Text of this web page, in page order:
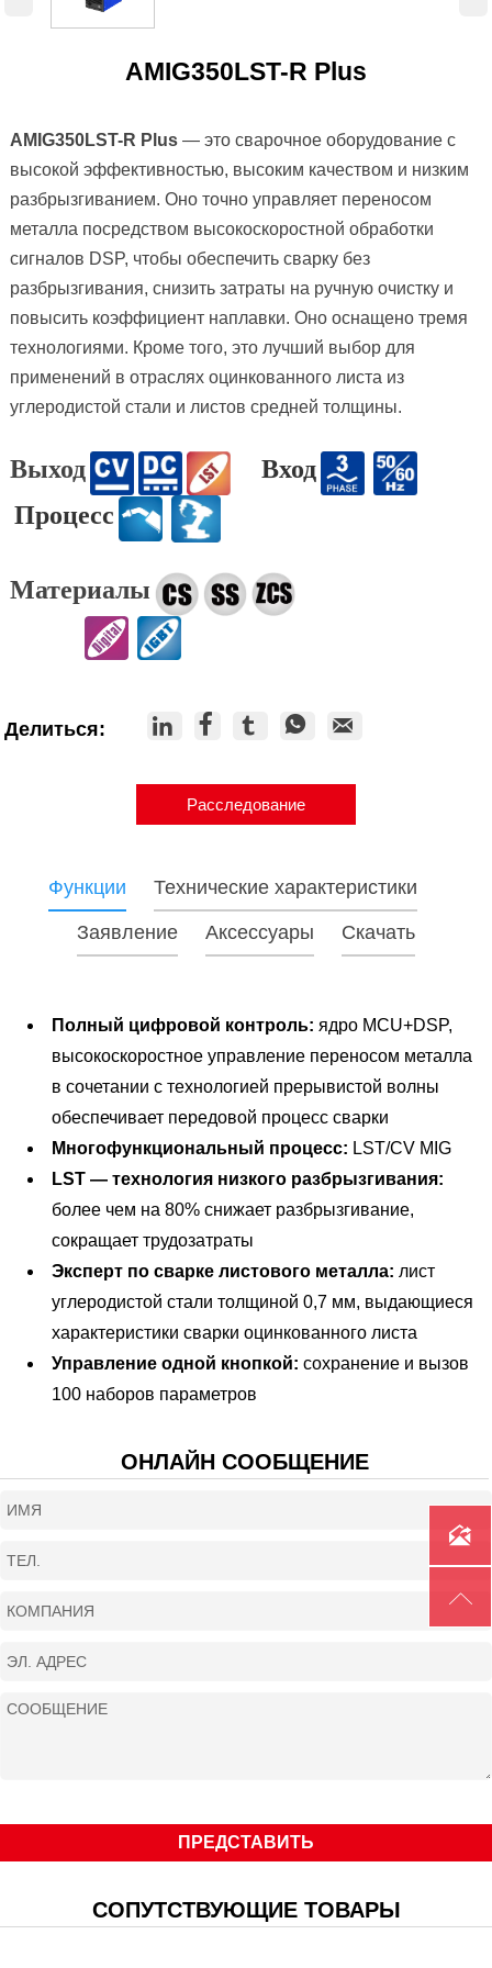
AMIG350LST-R Plus
AMIG350LST-R Plus— это сварочное оборудование с
высокой эффективностью, высоким качеством и низким
разбрызгиванием. Оно точно управляет переносом
металла посредством высокоскоростной обработки
сигналов DSP, чтобы обеспечить сварку без
разбрызгивания, снизить затраты на ручную очистку и
повысить коэффициент наплавки. Оно оснащено тремя
технологиями. Кроме того, это лучший выбор для
применений в отраслях оцинкованного листа из
углеродистой стали и листов средней толщины.
Выход
Вход
Процесс
Материалы
Делиться:     
Расследование
Функции Технические характеристики
Заявление Аксессуары Скачать
Полный цифровой контроль: ядро MCU+DSP,
высокоскоростное управление переносом металла
в сочетании с технологией прерывистой волны
обеспечивает передовой процесс сварки
Многофункциональный процесс: LST/CV MIG
LST — технология низкого разбрызгивания:
более чем на 80% снижает разбрызгивание,
сокращает трудозатраты
Эксперт по сварке листового металла: лист
углеродистой стали толщиной 0,7 мм, выдающиеся
характеристики сварки оцинкованного листа
Управление одной кнопкой: сохранение и вызов
100 наборов параметров
AMIG350LST-R
Номинальное входное
напряжение/частота (В/Гц)
3 фазы,
AC380V±10%,
50/60Hz
Номинальная входная
мощность (кВА)
Номинальный входной ток (А)
Диапазон сварочного тока (A) 60~350
Диапазон сварочного
OCV (V) 96
Диаметр проволоки (мм)
Класс защиты IP23
Стандартная комплектация
1 источник питания
1 подключённый первичный кабель L=3m
1 заземляющий кабель L=3m с зажимом
1 подающий механизм
1 кабель подающего механизма L=5m
1 проволочный канал
1 провод обратной связи по напряжению
1 аналоговый кабель управления
1 держатель катушки проволоки
ОНЛАЙН СООБЩЕНИЕ
ПРЕДСТАВИТЬ
СОПУТСТВУЮЩИЕ ТОВАРЫ

